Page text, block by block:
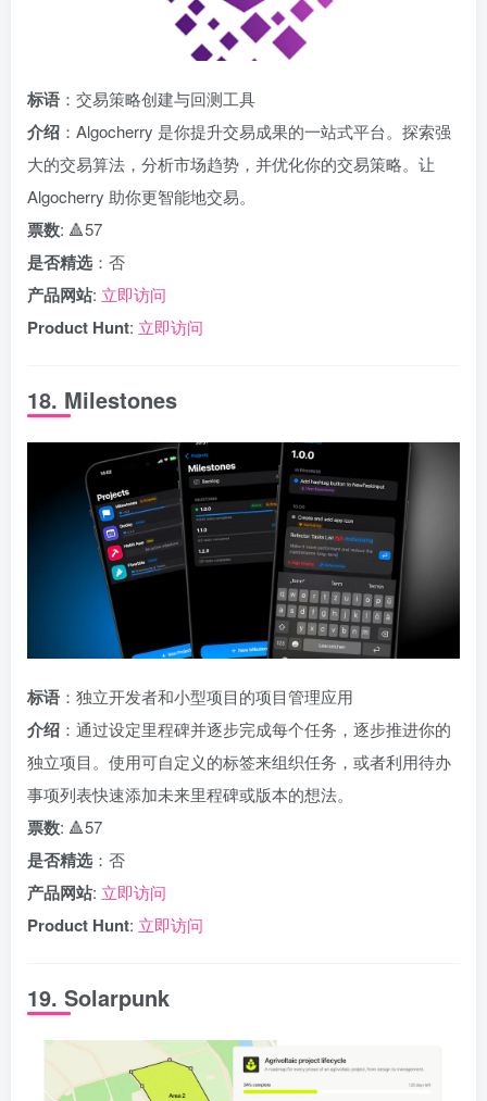
标语 ：交易策略创建与回测工具
介绍 ：Algocherry 是你提升交易成果的一站式平台。探索强
大的交易算法，分析市场趋势，并优化你的交易策略。让
Algocherry 助你更智能地交易。
票数: 🔺57
是否精选 ：否
产品网站: 立即访问
Product Hunt: 立即访问
18. Milestones
标语 ：独立开发者和小型项目的项目管理应用
介绍 ：通过设定里程碑并逐步完成每个任务，逐步推进你的
独立项目。使用可自定义的标签来组织任务，或者利用待办
事项列表快速添加未来里程碑或版本的想法。
票数: 🔺57
是否精选 ：否
产品网站: 立即访问
Product Hunt: 立即访问
19. Solarpunk